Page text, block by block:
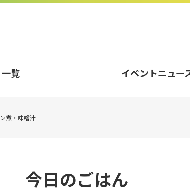
覧 イベントニュー
煮・味噌汁
今日のごはん